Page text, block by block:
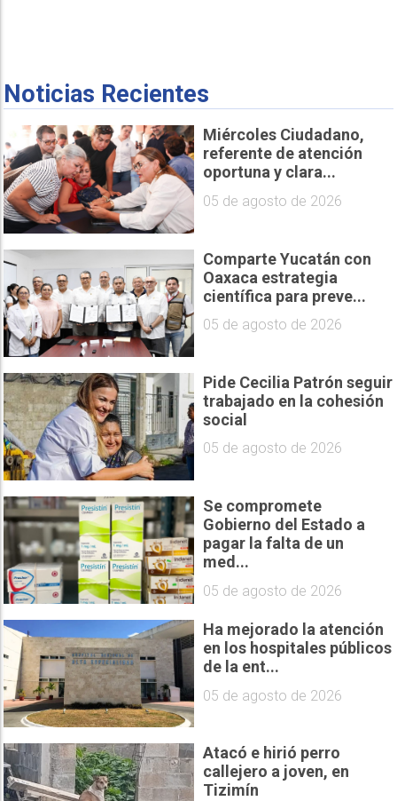
Noticias Recientes
Miércoles Ciudadano,
referente de atención
oportuna y clara...
05 de agosto de 2026
Comparte Yucatán con
Oaxaca estrategia
científica para preve...
05 de agosto de 2026
Pide Cecilia Patrón seguir
trabajado en la cohesión
social
05 de agosto de 2026
Se compromete
Gobierno del Estado a
pagar la falta de un
med...
05 de agosto de 2026
Ha mejorado la atención
en los hospitales públicos
de la ent...
05 de agosto de 2026
Atacó e hirió perro
callejero a joven, en
Tizimín